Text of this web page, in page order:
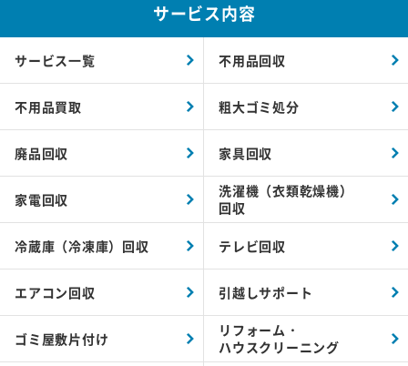
サービス内容
サービス一覧 不用品回収
不用品買取 粗大ゴミ処分
廃品回収 家具回収
家電回収
洗濯機（衣類乾燥機）
回収
冷蔵庫（冷凍庫）回収 テレビ回収
エアコン回収 引越しサポート
ゴミ屋敷片付け
リフォーム・
ハウスクリーニング